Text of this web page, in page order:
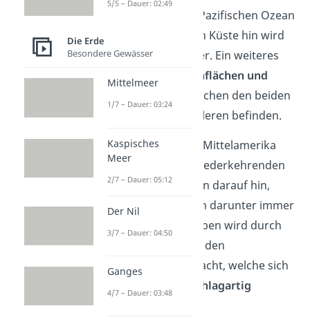
Das Gebirge fällt zum Pazifischen Ozean
steil ab, zur karibischen Küste hin wird
es dagegen eher flacher. Ein weiteres
Highlight sind die
Hochflächen und
, die sich zwischen den beiden
Hauptzügen der Kordilleren befinden.
AuchErdbeben
sind in Mittelamerika
keine Seltenheit. Die wiederkehrenden
Erdbewegungen deuten darauf hin,
dass sich die Erdplatten darunter immer
noch bewegen. Das Beben wird durch
starke Spannungen
an den
Plattengrenzen verursacht, welche sich
schlagartig
entladen
5/5 – Dauer: 02:49
Die Erde
Besondere Gewässer
Mittelmeer
1/7 – Dauer: 03:24
Kaspisches
Meer
2/7 – Dauer: 05:12
Der Nil
3/7 – Dauer: 04:50
Ganges
4/7 – Dauer: 03:48